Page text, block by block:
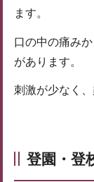
ます。
口の中の痛み
があります。
刺激が少なく
登園・登